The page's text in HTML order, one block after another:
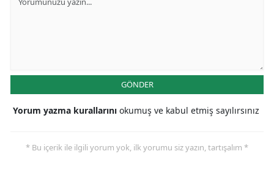
Kayseri
GÖNDER
Yorum yazma kurallarını okumuş ve kabul etmiş sayılırsınız
* Bu içerik ile ilgili yorum yok, ilk yorumu siz yazın, tartışalım *